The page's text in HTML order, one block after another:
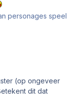
personages speel
(op ongeveer
dit dat